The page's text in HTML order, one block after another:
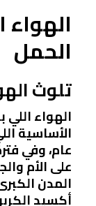
الحمل
تلوث
الهواء
الأساسية
عام، وفي
على الأم
المدن
أكسيد